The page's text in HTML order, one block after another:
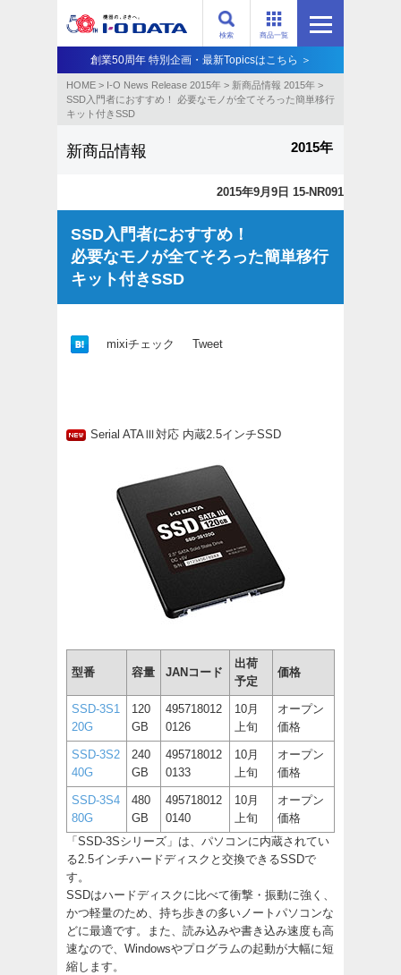
商品一覧
検索
創業50周年 特別企画・最新Topicsはこちら ＞
HOME > I-O News Release 2015年 > 新商品情報 2015年 >
SSD入門者におすすめ！ 必要なモノが全てそろった簡単移行
キット付きSSD
新商品情報 2015年
2015年9月9日 15-NR091
SSD入門者におすすめ！
必要なモノが全てそろった簡単移行
キット付きSSD
mixiチェック Tweet
Serial ATAⅢ対応 内蔵2.5インチSSD
型番 容量 JANコード
出荷
予定
価格
SSD-3S1
20G
120
GB
495718012
0126
10月
上旬
オープン
価格
SSD-3S2
40G
240
GB
495718012
0133
10月
上旬
オープン
価格
SSD-3S4
80G
480
GB
495718012
0140
10月
上旬
オープン
価格
「SSD-3Sシリーズ」は、パソコンに内蔵されてい
る2.5インチハードディスクと交換できるSSDで
す。
SSDはハードディスクに比べて衝撃・振動に強く、
かつ軽量のため、持ち歩きの多いノートパソコンな
どに最適です。また、読み込みや書き込み速度も高
速なので、Windowsやプログラムの起動が大幅に短
縮します。